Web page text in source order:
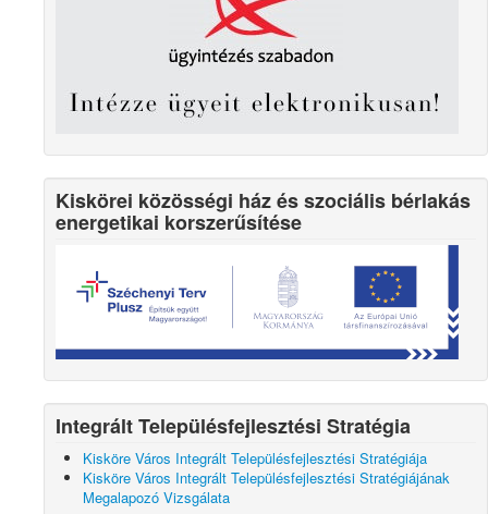
Kiskörei közösségi ház és szociális bérlakás
energetikai korszerűsítése
Integrált Településfejlesztési Stratégia
Kisköre Város Integrált Településfejlesztési Stratégiája
Kisköre Város Integrált Településfejlesztési Stratégiájának
Megalapozó Vizsgálata